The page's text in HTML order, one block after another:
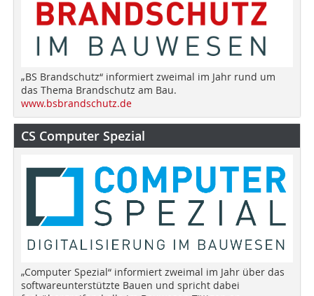
„BS Brandschutz“ informiert zweimal im Jahr rund um
das Thema Brandschutz am Bau.
www.bsbrandschutz.de
CS Computer Spezial
„Computer Spezial“ informiert zweimal im Jahr über das
softwareunterstützte Bauen und spricht dabei